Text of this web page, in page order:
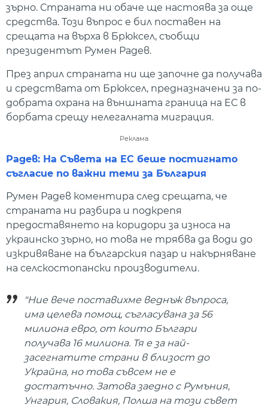
зърно. Страната ни обаче ще настоява за още
средства. Този въпрос е бил поставен на
срещата на върха в Брюксел, съобщи
президентът Румен Радев.
През април страната ни ще започне да получава
и средствата от Брюксел, предназначени за по-
добрата охрана на външната граница на ЕС в
борбата срещу нелегалната миграция.
Реклама
Радев: На Съвета на ЕС беше постигнато
съгласие по важни теми за България
Румен Радев коментира след срещата, че
страната ни разбира и подкрепя
предоставянето на коридори за износа на
украинско зърно, но това не трябва да води до
изкривяване на българския пазар и накърняване
на селскостопански производители.
"Ние вече поставихме веднъж въпроса,
има целева помощ, съгласувана за 56
милиона евро, от които Българи
получава 16 милиона. Тя е за най-
засегнатите страни в близост до
Украйна, но това съвсем не е
достатъчно. Затова заедно с Румъния,
Унгария, Словакия, Полша на този съвет